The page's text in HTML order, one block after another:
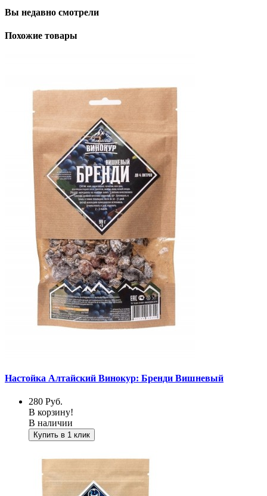
Вы недавно смотрели
Похожие товары
Настойка Алтайский Винокур: Бренди Вишневый
280 Руб.
В корзину!
В наличии
Купить в 1 клик